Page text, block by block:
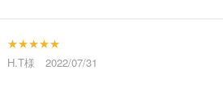
★★★★★
H.T様 2022/07/31